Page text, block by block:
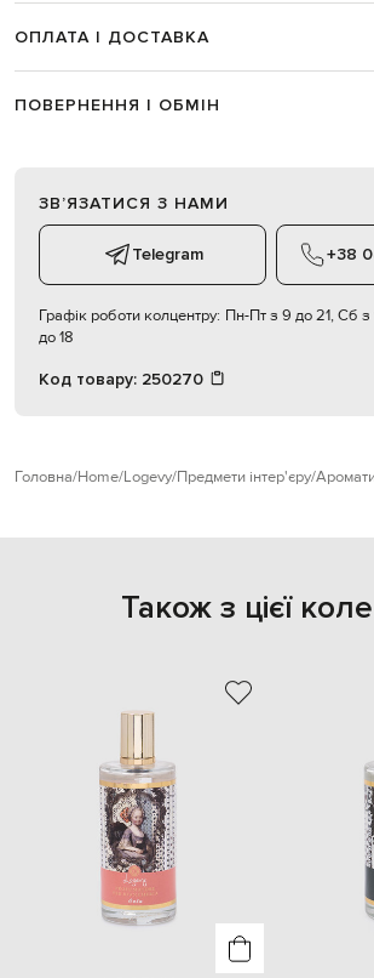
ОПЛАТА І ДОСТАВКА
ПОВЕРНЕННЯ І ОБМІН
ЗВʼЯЗАТИСЯ З НАМИ
Telegram +38
Графік роботи колцентру: Пн-Пт з 9 до 21, Сб з
до 18
Код товару: 250270
Головна Home Logevy Предмети інтер'єру
Також з цієї